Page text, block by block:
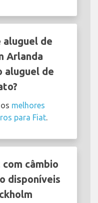
aluguel de
Arlanda
aluguel de
melhores
para Fiat.
câmbio
disponíveis